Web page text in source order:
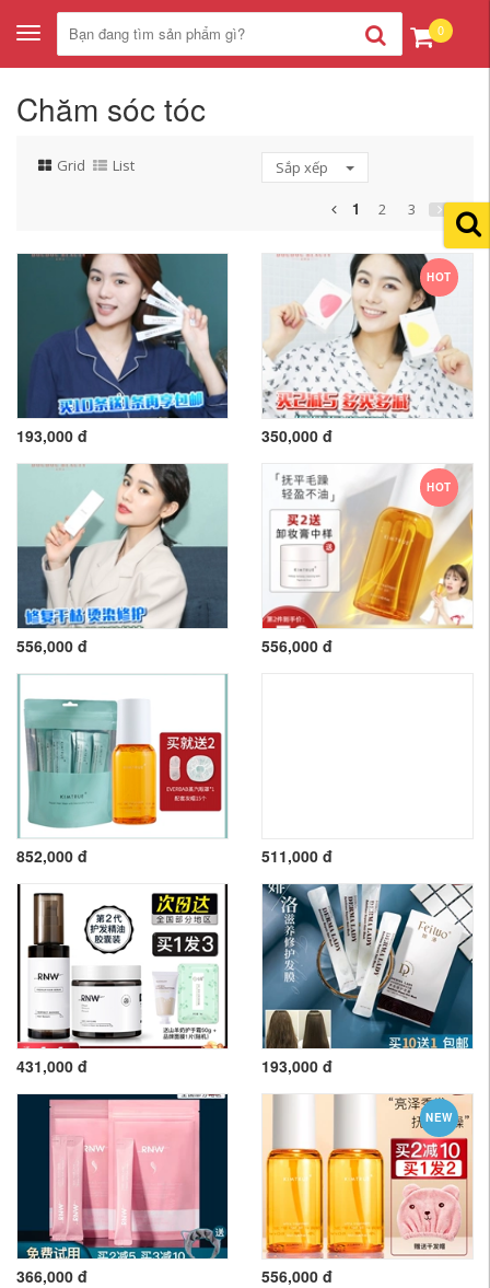
Toggle
navigation
0
Chăm sóc tóc
Grid List Sắp xếp
1 2 3
193,000 đ
HOT
350,000 đ
556,000 đ
HOT
556,000 đ
852,000 đ 511,000 đ
431,000 đ 193,000 đ
366,000 đ
NEW
556,000 đ